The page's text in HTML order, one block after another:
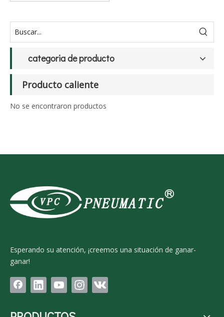
categoria de producto
Producto caliente
No se encontraron productos
Esperando su atención, ¡creemos una situación de ganar-
ganar!